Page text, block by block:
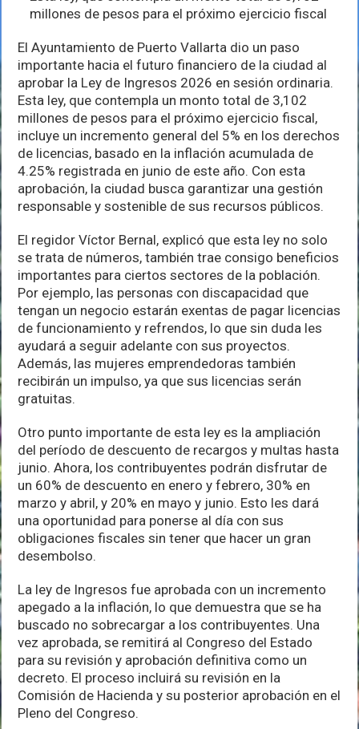
Ayuntamiento
de
Ley
de
Ingresos
2026
millones de pesos para el próximo ejercicio fiscal
El Ayuntamiento de Puerto Vallarta dio un paso
importante hacia el futuro financiero de la ciudad al
aprobar la Ley de Ingresos 2026 en sesión ordinaria.
Esta ley, que contempla un monto total de 3,102
millones de pesos para el próximo ejercicio fiscal,
incluye un incremento general del 5% en los derechos
de licencias, basado en la inflación acumulada de
4.25% registrada en junio de este año. Con esta
aprobación, la ciudad busca garantizar una gestión
responsable y sostenible de sus recursos públicos.
El regidor Víctor Bernal, explicó que esta ley no solo
se trata de números, también trae consigo beneficios
importantes para ciertos sectores de la población.
Por ejemplo, las personas con discapacidad que
tengan un negocio estarán exentas de pagar licencias
de funcionamiento y refrendos, lo que sin duda les
ayudará a seguir adelante con sus proyectos.
Además, las mujeres emprendedoras también
recibirán un impulso, ya que sus licencias serán
gratuitas.
Otro punto importante de esta ley es la ampliación
del período de descuento de recargos y multas hasta
junio. Ahora, los contribuyentes podrán disfrutar de
un 60% de descuento en enero y febrero, 30% en
marzo y abril, y 20% en mayo y junio. Esto les dará
una oportunidad para ponerse al día con sus
obligaciones fiscales sin tener que hacer un gran
desembolso.
La ley de Ingresos fue aprobada con un incremento
apegado a la inflación, lo que demuestra que se ha
buscado no sobrecargar a los contribuyentes. Una
vez aprobada, se remitirá al Congreso del Estado
para su revisión y aprobación definitiva como un
decreto. El proceso incluirá su revisión en la
Comisión de Hacienda y su posterior aprobación en el
Pleno del Congreso.